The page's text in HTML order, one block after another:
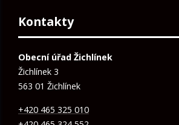
Kontakty
Obecní úřad Žichlínek
Žichlínek 3
563 01 Žichlínek
+420 465 325 010